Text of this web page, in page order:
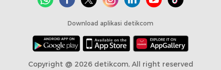
Download aplikasi detikcom
Copyright @ 2026 detikcom, All right reserved